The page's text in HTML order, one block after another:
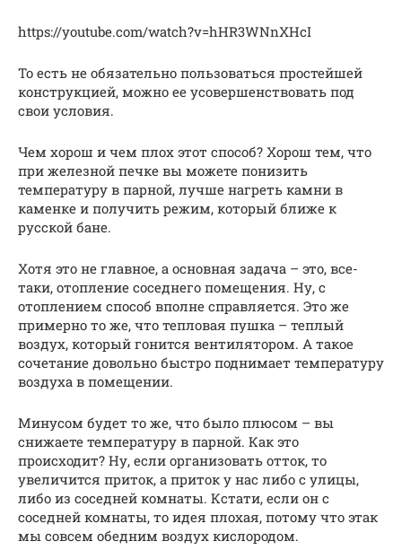
https://youtube.com/watch?v=hHR3WNnXHcI
То есть не обязательно пользоваться простейшей
конструкцией, можно ее усовершенствовать под
свои условия.
Чем хорош и чем плох этот способ? Хорош тем, что
при железной печке вы можете понизить
температуру в парной, лучше нагреть камни в
каменке и получить режим, который ближе к
русской бане.
Хотя это не главное, а основная задача – это, все-
таки, отопление соседнего помещения. Ну, с
отоплением способ вполне справляется. Это же
примерно то же, что тепловая пушка – теплый
воздух, который гонится вентилятором. А такое
сочетание довольно быстро поднимает температуру
воздуха в помещении.
Минусом будет то же, что было плюсом – вы
снижаете температуру в парной. Как это
происходит? Ну, если организовать отток, то
увеличится приток, а приток у нас либо с улицы,
либо из соседней комнаты. Кстати, если он с
соседней комнаты, то идея плохая, потому что этак
мы совсем обедним воздух кислородом.